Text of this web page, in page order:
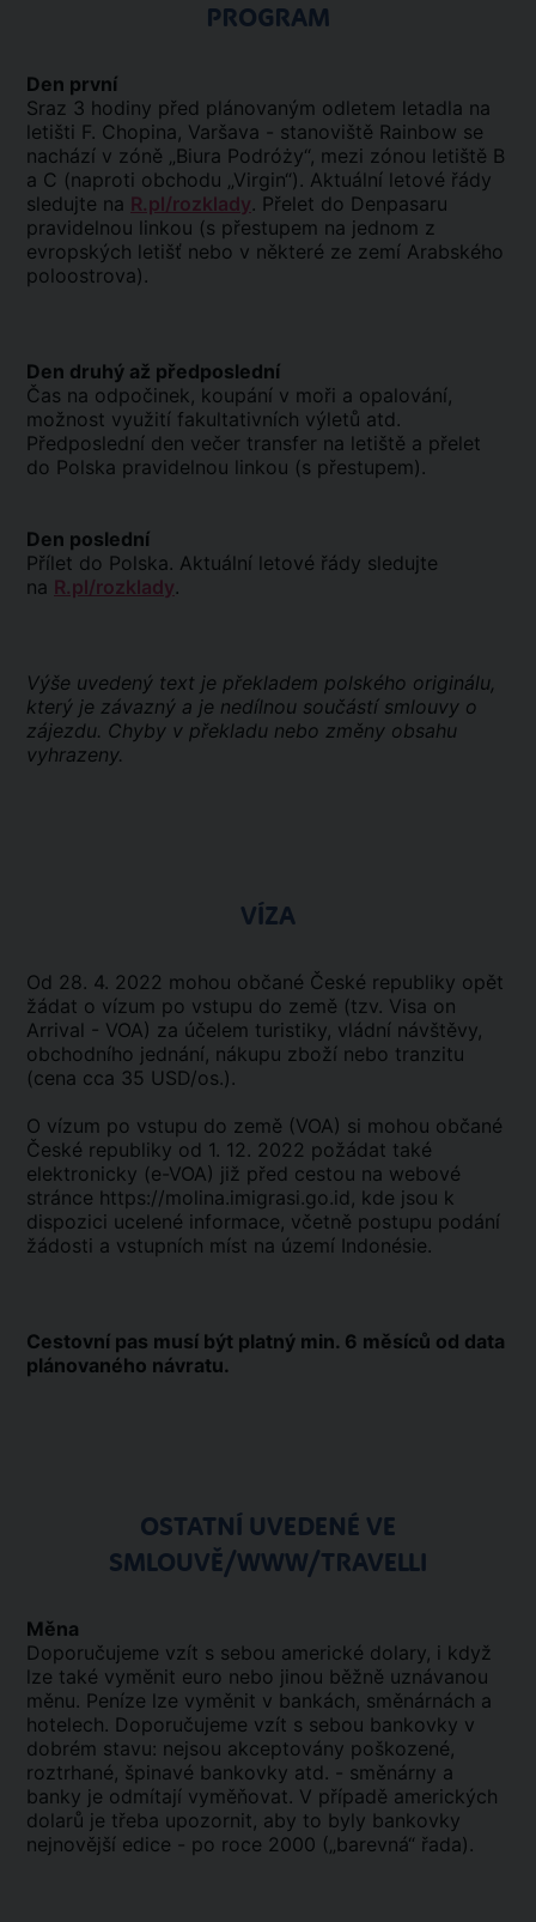
PROGRAM
Den první
Sraz 3 hodiny před plánovaným odletem letadla na
letišti F. Chopina, Varšava - stanoviště Rainbow se
nachází v zóně „Biura Podróży“, mezi zónou letiště B
a C (naproti obchodu „Virgin“). Aktuální letové řády
sledujte na R.pl/rozklady. Přelet do Denpasaru
pravidelnou linkou (s přestupem na jednom z
evropských letišť nebo v některé ze zemí Arabského
poloostrova).
Den druhý až předposlední
Čas na odpočinek, koupání v moři a opalování,
možnost využití fakultativních výletů atd.
Předposlední den večer transfer na letiště a přelet
do Polska pravidelnou linkou (s přestupem).
Den poslední
Přílet do Polska. Aktuální letové řády sledujte
na R.pl/rozklady.
Výše uvedený text je překladem polského originálu,
který je závazný a je nedílnou součástí smlouvy o
zájezdu. Chyby v překladu nebo změny obsahu
vyhrazeny.
VÍZA
Od 28. 4. 2022 mohou občané České republiky opět
žádat o vízum po vstupu do země (tzv. Visa on
Arrival - VOA) za účelem turistiky, vládní návštěvy,
obchodního jednání, nákupu zboží nebo tranzitu
(cena cca 35 USD/os.).
O vízum po vstupu do země (VOA) si mohou občané
České republiky od 1. 12. 2022 požádat také
elektronicky (e-VOA) již před cestou na webové
stránce https://molina.imigrasi.go.id , kde jsou k
dispozici ucelené informace, včetně postupu podání
žádosti a vstupních míst na území Indonésie.
Cestovní pas musí být platný min. 6 měsíců od data
plánovaného návratu.
OSTATNÍ UVEDENÉ VE
SMLOUVĚ/WWW/TRAVELLI
Měna
Doporučujeme vzít s sebou americké dolary, i když
lze také vyměnit euro nebo jinou běžně uznávanou
měnu. Peníze lze vyměnit v bankách, směnárnách a
hotelech. Doporučujeme vzít s sebou bankovky v
dobrém stavu: nejsou akceptovány poškozené,
roztrhané, špinavé bankovky atd. - směnárny a
banky je odmítají vyměňovat. V případě amerických
dolarů je třeba upozornit, aby to byly bankovky
nejnovější edice - po roce 2000 („barevná“ řada).